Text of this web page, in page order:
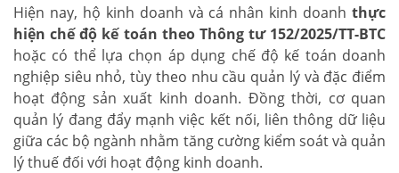
Hiện nay, hộ kinh doanh và cá nhân kinh doanh thực
hiện chế độ kế toán theo Thông tư 152/2025/TT-BTC
hoặc có thể lựa chọn áp dụng chế độ kế toán doanh
nghiệp siêu nhỏ, tùy theo nhu cầu quản lý và đặc điểm
hoạt động sản xuất kinh doanh. Đồng thời, cơ quan
quản lý đang đẩy mạnh việc kết nối, liên thông dữ liệu
giữa các bộ ngành nhằm tăng cường kiểm soát và quản
lý thuế đối với hoạt động kinh doanh.